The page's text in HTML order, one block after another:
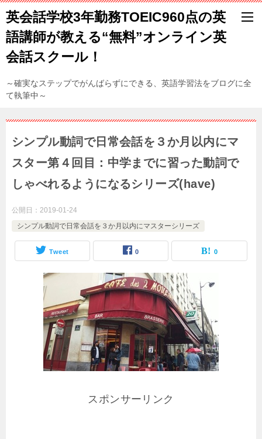
英会話学校3年勤務TOEIC960点の英
語講師が教える“無料”オンライン英
会話スクール！
～確実なステップでがんばらずにできる、英語学習法をブログに全
て執筆中～
シンプル動詞で日常会話を３か月以内にマ
スター第４回目：中学までに習った動詞で
しゃべれるようになるシリーズ(have)
公開日： 2019-01-24
シンプル動詞で日常会話を３か月以内にマスターシリーズ
Tweet 0 0
スポンサーリンク